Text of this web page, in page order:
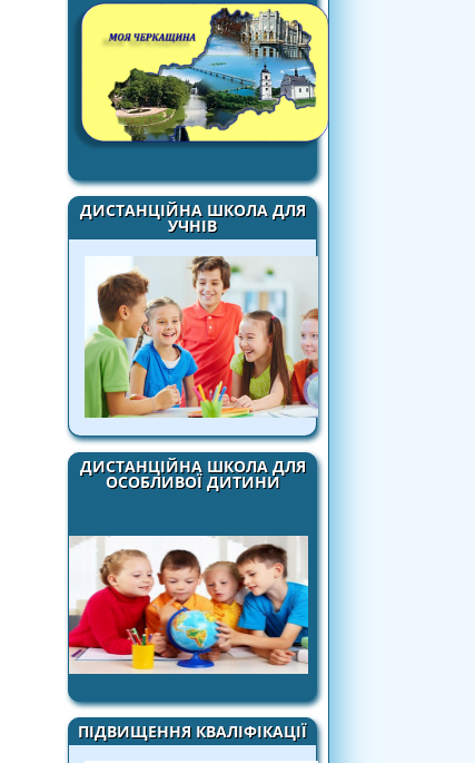
ДИСТАНЦІЙНА ШКОЛА ДЛЯ
УЧНІВ
ДИСТАНЦІЙНА ШКОЛА ДЛЯ
ОСОБЛИВОЇ ДИТИНИ
ПІДВИЩЕННЯ КВАЛІФІКАЦІЇ